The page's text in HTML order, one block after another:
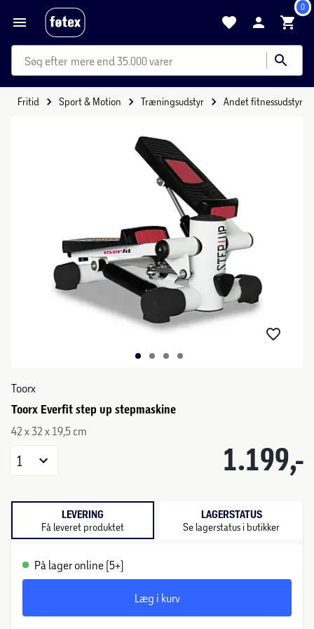
0
mere end 35.000 varer
Fritid Sport & Motion Træningsudstyr Andet fitnessudstyr
Toorx
Toorx Everfit step up stepmaskine
42 x 32 x 19,5 cm
1.199,-
1
LEVERING
Få leveret produktet
LAGERSTATUS
Se lagerstatus i butikker
På lager online (5+)
Læg i kurv